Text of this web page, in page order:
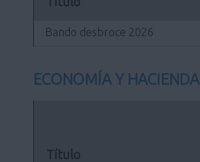
Bando desbroce 2026
ECONOMÍA Y HACIENDA
Título